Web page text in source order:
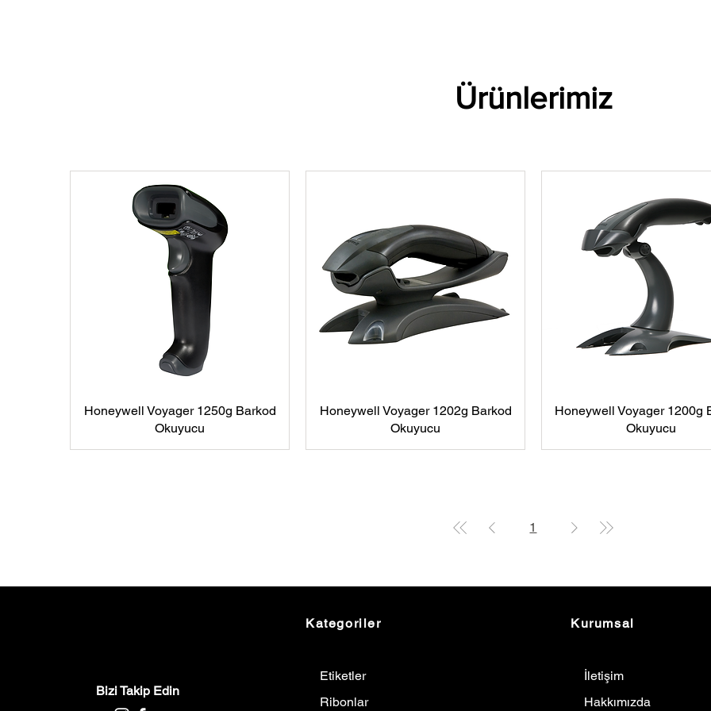
Ürünlerimiz
Honeywell Voyager 1250g Barkod
Okuyucu
Honeywell Voyager 1202g Barkod
Okuyucu
Honeywell Voyager 1200g
Okuyucu
1
Bizi Takip Edin
Kategoriler
Etiketler
Ribonlar
Kurumsal
İletişim
Hakkımızda